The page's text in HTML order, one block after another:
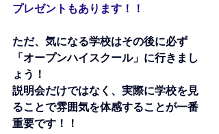
プレゼントもあります！！
ただ、気になる学校はその後に必ず
「オープンハイスクール」に行きまし
ょう！
説明会だけではなく、実際に学校を見
ることで雰囲気を体感することが一番
重要です！！